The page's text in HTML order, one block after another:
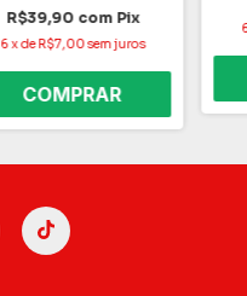
R$39,90 com Pix
6 xdeR$7,00 sem juros